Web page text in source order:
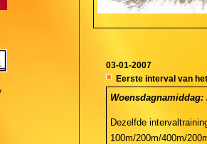
03-01-2007
Eerste interval van
Woensdagnamiddag:
Dezelfde
100m/200m/400m/